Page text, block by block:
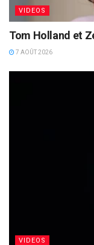
VIDEOS
Tom Holland et
7 AOÛT 2026
VIDEOS